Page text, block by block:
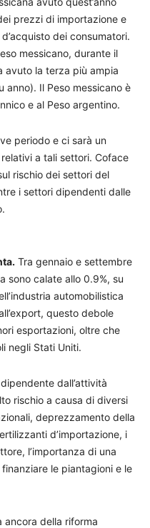
prezzi di importazione e
dei consumatori.
messicano, durante il
avuto la terza più ampia
anno). Il Peso messicano è
e al Peso argentino.
periodo e ci sarà un
a tali settori. Coface
rischio dei settori del
i settori dipendenti dalle
Tra gennaio e settembre
sono calate allo 0.9%, su
automobilistica
questo debole
esportazioni, oltre che
negli Stati Uniti.
dall’attività
rischio a causa di diversi
deprezzamento della
d’importazione, i
l’importanza di una
le piantagioni e le
ancora della riforma